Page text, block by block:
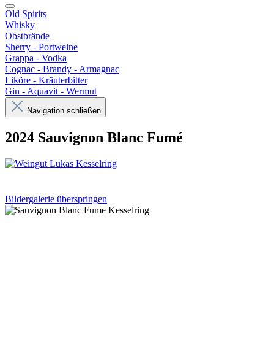
Old Spirits
Whisky
Obstbrände
Sherry - Portweine
Grappa - Vodka
Cognac - Brandy - Armagnac
Liköre - Kräuterbitter
Gin - Aquavit - Wermut
Navigation schließen
2024 Sauvignon Blanc Fumé
Bildergalerie überspringen